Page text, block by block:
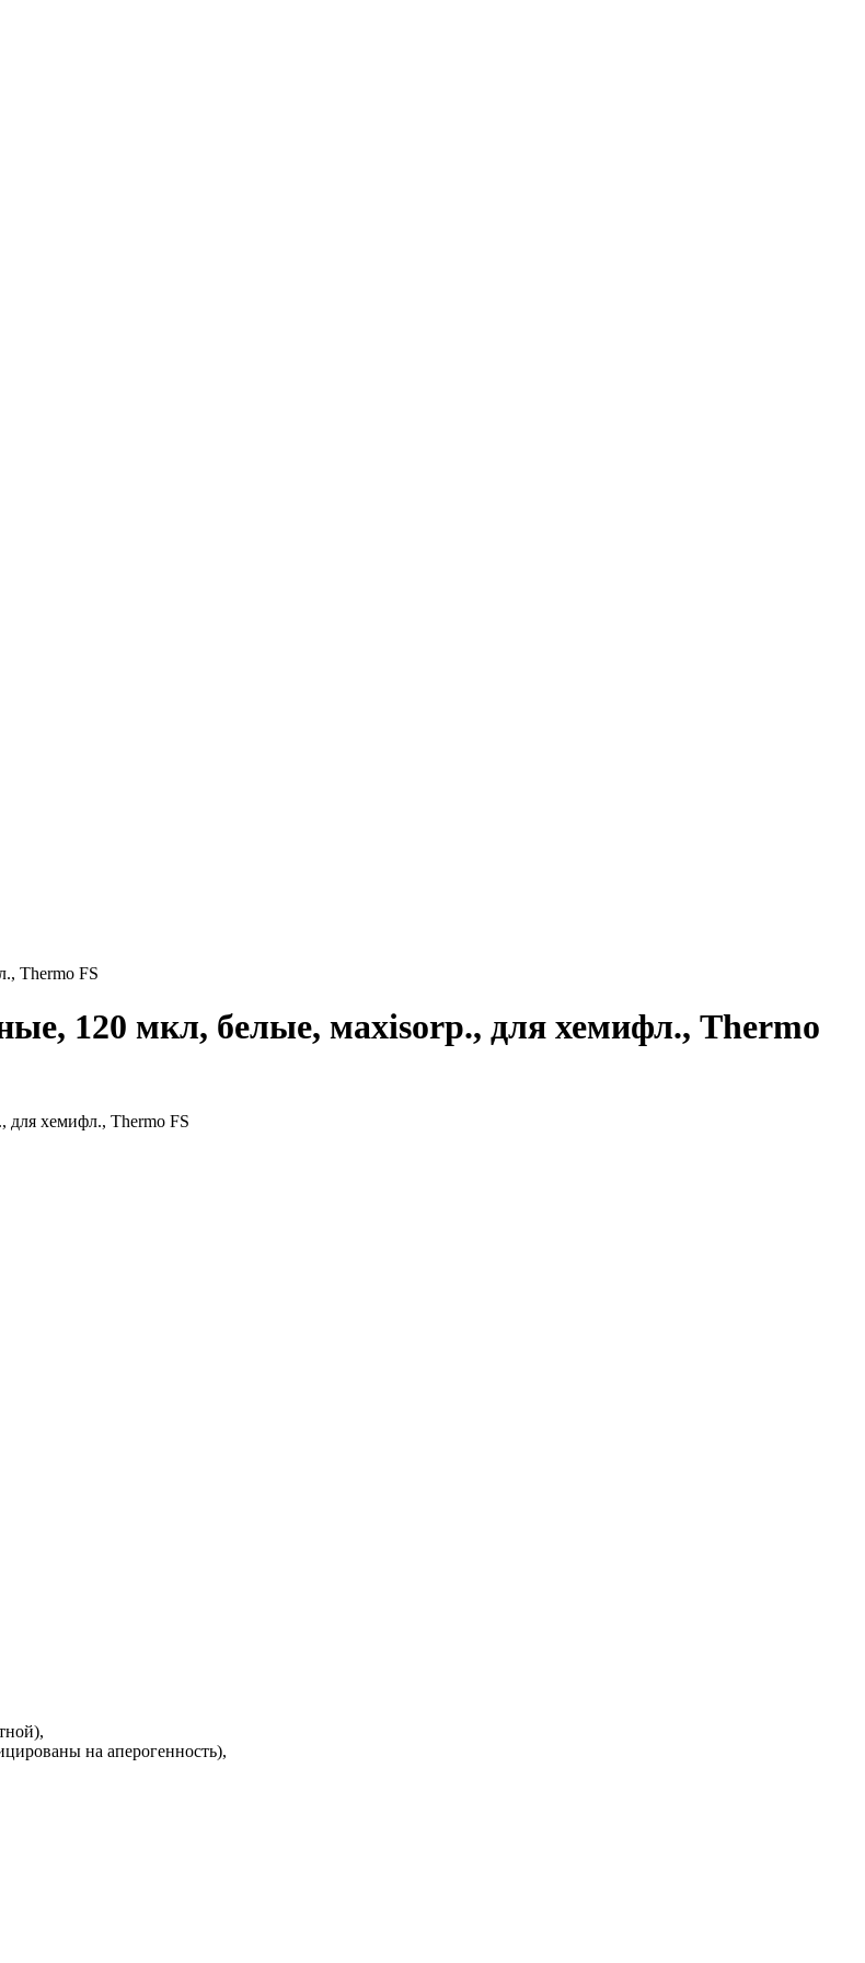
Thermo FS
120 мкл, белые, мaxisorp., для хемифл., Thermo
на аперогенность),